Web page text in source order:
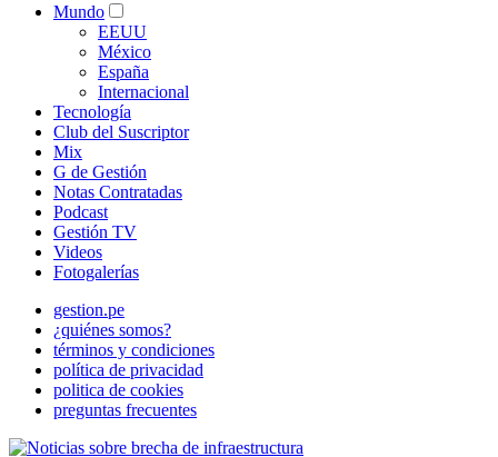
Mundo
EEUU
México
España
Internacional
Tecnología
Club del Suscriptor
Mix
G de Gestión
Notas Contratadas
Podcast
Gestión TV
Videos
Fotogalerías
gestion.pe
¿quiénes somos?
términos y condiciones
política de privacidad
politica de cookies
preguntas frecuentes